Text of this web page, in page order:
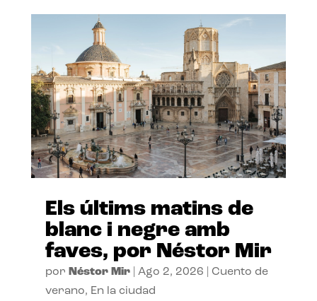
Els últims matins de
blanc i negre amb
faves, por Néstor Mir
por Néstor Mir| Ago 2, 2026
Cuento de
verano, En la ciudad